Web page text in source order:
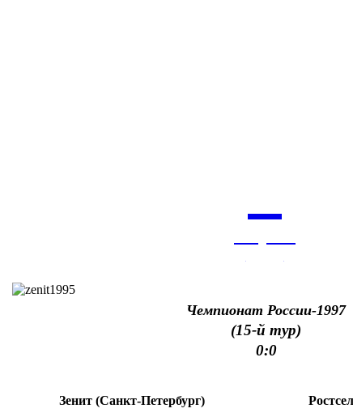
Чемпионат России-1997
(15-й тур)
0:0
Зенит (Санкт-Петербург)